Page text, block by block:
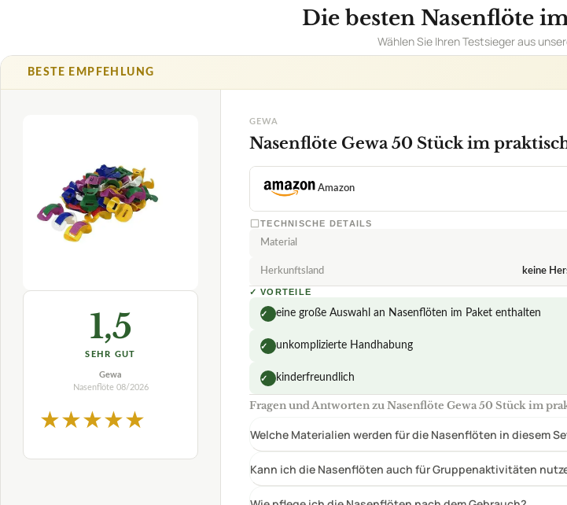
Die besten Nasenflöte
Wählen Sie Ihren Testsieger aus
GEWA
Nasenflöte Gewa 50 Stück im
Material
Herkunftsland keine